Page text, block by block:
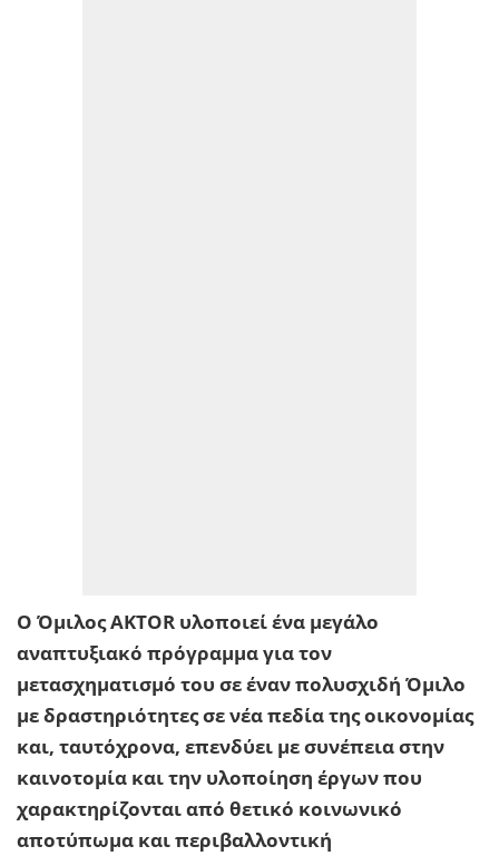
Ο Όμιλος AKTOR υλοποιεί ένα μεγάλο
αναπτυξιακό πρόγραμμα για τον
μετασχηματισμό του σε έναν πολυσχιδή Όμιλο
με δραστηριότητες σε νέα πεδία της οικονομίας
και, ταυτόχρονα, επενδύει με συνέπεια στην
καινοτομία και την υλοποίηση έργων που
χαρακτηρίζονται από θετικό κοινωνικό
αποτύπωμα και περιβαλλοντική